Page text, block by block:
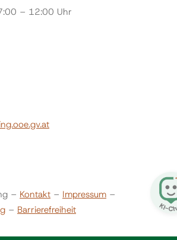
– 12:00 Uhr
– Kontakt – Impressum –
– Barrierefreiheit